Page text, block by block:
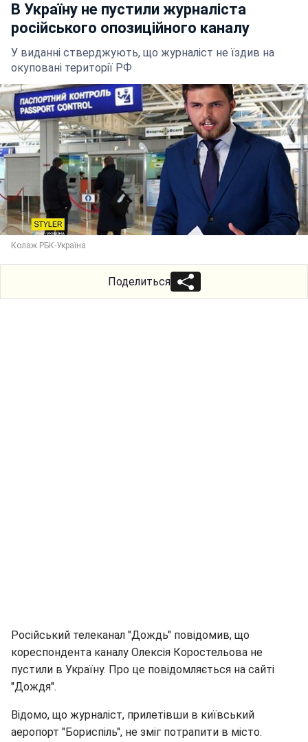
В Україну не пустили журналіста
російського опозиційного каналу
У виданні стверджують, що журналіст не їздив на
окуповані території РФ
Колаж РБК-Україна
Поделиться
Російський телеканал "Дождь" повідомив, що
кореспондента каналу Олексія Коростельова не
пустили в Україну. Про це повідомляється на сайті
"Дождя".
Відомо, що журналіст, прилетівши в київський
аеропорт "Бориспіль", не зміг потрапити в місто.